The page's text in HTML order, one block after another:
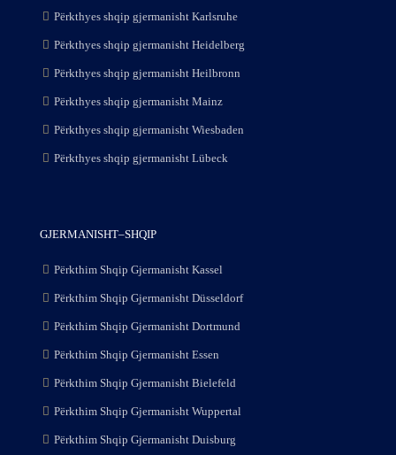
Përkthyes shqip gjermanisht Karlsruhe
Përkthyes shqip gjermanisht Heidelberg
Përkthyes shqip gjermanisht Heilbronn
Përkthyes shqip gjermanisht Mainz
Përkthyes shqip gjermanisht Wiesbaden
Përkthyes shqip gjermanisht Lübeck
GJERMANISHT–SHQIP
Përkthim Shqip Gjermanisht Kassel
Përkthim Shqip Gjermanisht Düsseldorf
Përkthim Shqip Gjermanisht Dortmund
Përkthim Shqip Gjermanisht Essen
Përkthim Shqip Gjermanisht Bielefeld
Përkthim Shqip Gjermanisht Wuppertal
Përkthim Shqip Gjermanisht Duisburg